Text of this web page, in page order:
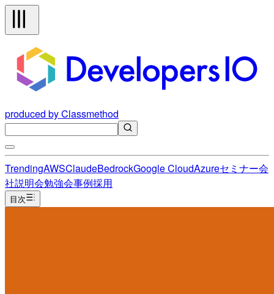
produced by Classmethod
TrendingAWSClaudeBedrockGoogle CloudAzureセミナー会
社説明会勉強会事例採用
目次